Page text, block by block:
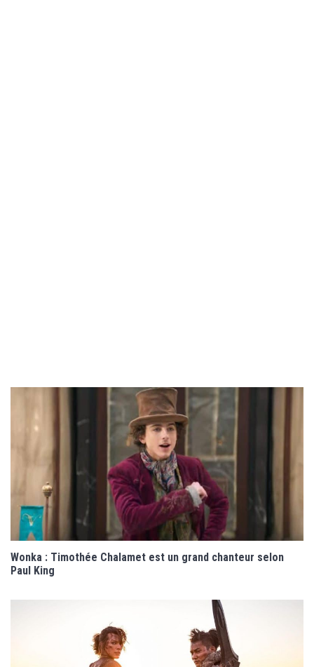
Wonka : Timothée Chalamet est un grand chanteur selon
Paul King